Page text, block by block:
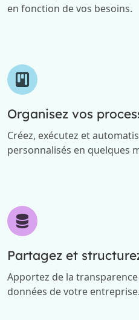
en fonction de vos besoins.
Organisez vos
Créez, exécutez et
personnalisés en quelques
Partagez et
Apportez de la
données de votre entreprise.